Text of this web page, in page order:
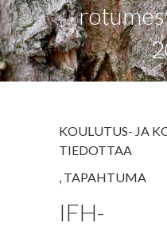
KOULUTUS- JA
TIEDOTTAA
, TAPAHTUMA
IFH-